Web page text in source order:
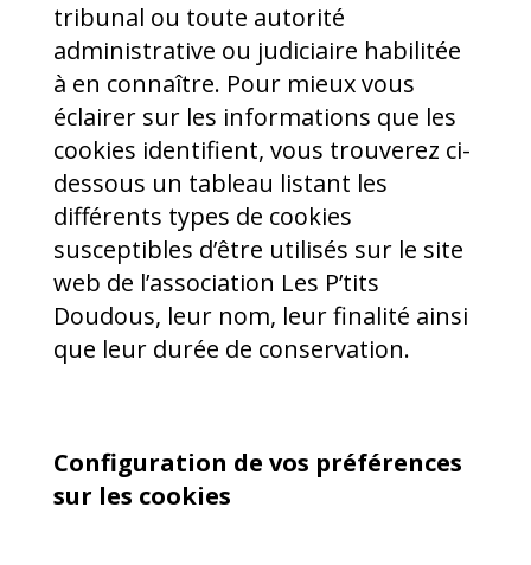
tribunal ou toute autorité
administrative ou judiciaire habilitée
à en connaître. Pour mieux vous
éclairer sur les informations que les
cookies identifient, vous trouverez ci-
dessous un tableau listant les
différents types de cookies
susceptibles d’être utilisés sur le site
web de l’association Les P’tits
Doudous, leur nom, leur finalité ainsi
que leur durée de conservation.
Configuration de vos préférences
sur les cookies